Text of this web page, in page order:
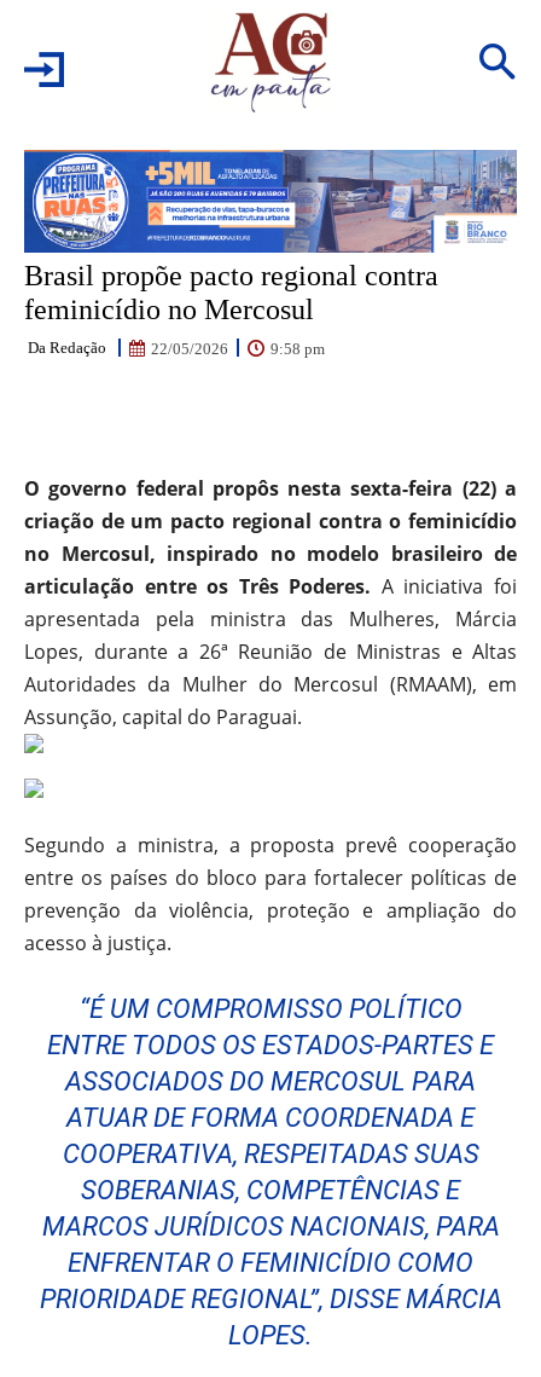
Brasil propõe pacto regional contra
feminicídio no Mercosul
Da Redação 22/05/2026 9:58 pm
O governo federal propôs nesta sexta-feira (22) a
criação de um pacto regional contra o feminicídio
no Mercosul, inspirado no modelo brasileiro de
articulação entre os Três Poderes. A iniciativa foi
apresentada pela ministra das Mulheres, Márcia
Lopes, durante a 26ª Reunião de Ministras e Altas
Autoridades da Mulher do Mercosul (RMAAM), em
Assunção, capital do Paraguai.
Segundo a ministra, a proposta prevê cooperação
entre os países do bloco para fortalecer políticas de
prevenção da violência, proteção e ampliação do
acesso à justiça.
“É UM COMPROMISSO POLÍTICO
ENTRE TODOS OS ESTADOS-PARTES E
ASSOCIADOS DO MERCOSUL PARA
ATUAR DE FORMA COORDENADA E
COOPERATIVA, RESPEITADAS SUAS
SOBERANIAS, COMPETÊNCIAS E
MARCOS JURÍDICOS NACIONAIS, PARA
ENFRENTAR O FEMINICÍDIO COMO
PRIORIDADE REGIONAL”, DISSE MÁRCIA
LOPES.